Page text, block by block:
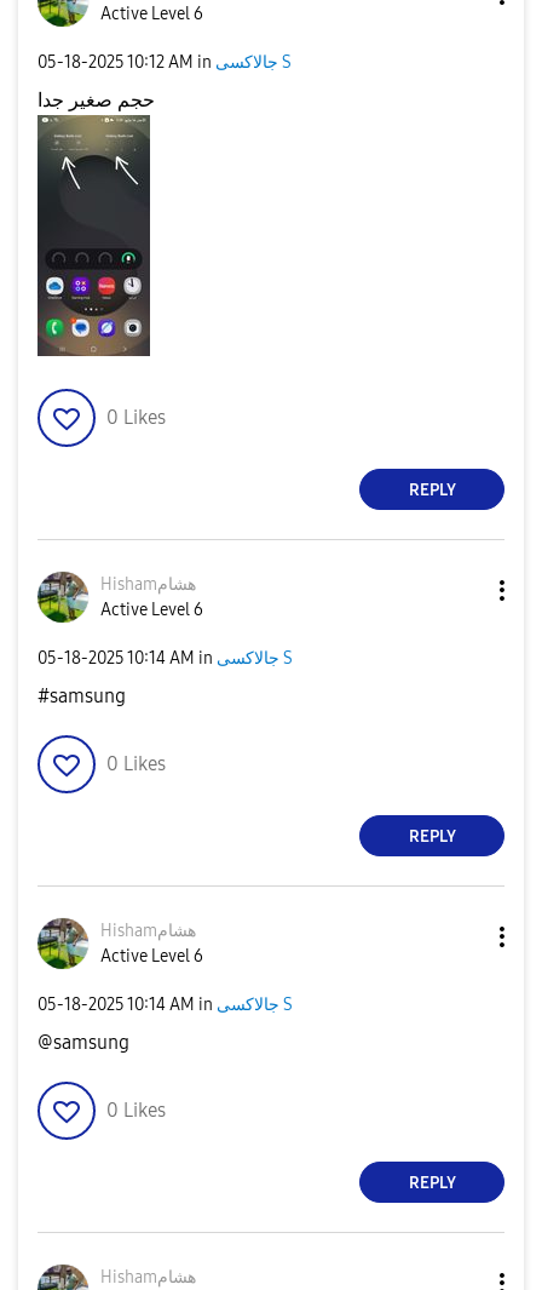
Active Level 6
‎05-18-202510:12 AM in جالاكسى S
حجم صغير جدا
0 Likes
REPLY
Hishamهشام
Active Level 6
‎05-18-202510:14 AM in جالاكسى S
#samsung
0 Likes
REPLY
Hishamهشام
Active Level 6
‎05-18-202510:14 AM in جالاكسى S
@samsung
0 Likes
REPLY
Hishamهشام